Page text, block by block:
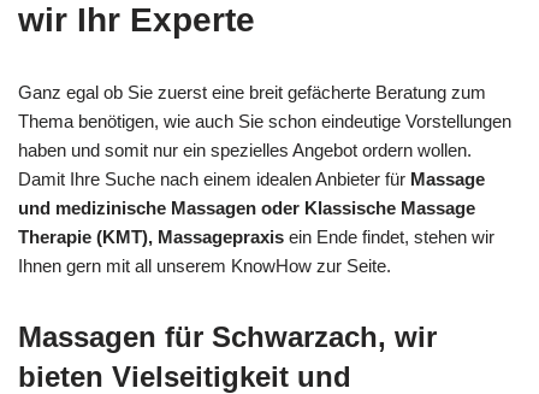
wir Ihr Experte
Ganz egal ob Sie zuerst eine breit gefächerte Beratung zum
Thema benötigen, wie auch Sie schon eindeutige Vorstellungen
haben und somit nur ein spezielles Angebot ordern wollen.
Damit Ihre Suche nach einem idealen Anbieter für Massage
und medizinische Massagen oder Klassische Massage
Therapie (KMT), Massagepraxis ein Ende findet, stehen wir
Ihnen gern mit all unserem KnowHow zur Seite.
Massagen für Schwarzach, wir
bieten Vielseitigkeit und